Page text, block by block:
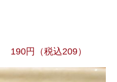
円（税込209）